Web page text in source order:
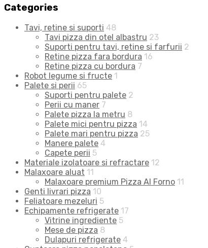
Categories
Tavi, retine si suporti 48
Tavi pizza din otel albastru 23
Suporti pentru tavi, retine si farfurii 2
Retine pizza fara bordura 16
Retine pizza cu bordura 7
Robot legume si fructe 1
Palete si perii 65
Suporti pentru palete 2
Perii cu maner 7
Palete pizza la metru 8
Palete mici pentru pizza 14
Palete mari pentru pizza 25
Manere palete 4
Capete perii 5
Materiale izolatoare si refractare 12
Malaxoare aluat 11
Malaxoare premium Pizza Al Forno 11
Genti livrari pizza 10
Feliatoare mezeluri 5
Echipamente refrigerate 17
Vitrine ingrediente 5
Mese de pizza 8
Dulapuri refrigerate 4